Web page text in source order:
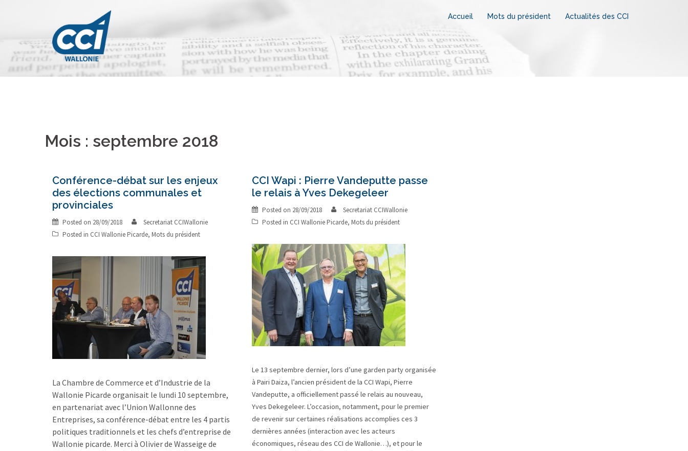
Accueil Mots du président Actualités des CCI
Mois : septembre 2018
Conférence-débat sur les enjeux
des élections communales et
provinciales
Posted on 28/09/2018
Secretariat CCIWallonie
Posted in CCI Wallonie Picarde, Mots du président
La Chambre de Commerce et d’Industrie de la
Wallonie Picarde organisait le lundi 10 septembre,
en partenariat avec l’Union Wallonne des
Entreprises, sa conférence-débat entre les 4 partis
politiques traditionnels et les chefs d’entreprise de
Wallonie picarde. Merci à Olivier de Wasseige de
CCI Wapi : Pierre Vandeputte passe
le relais à Yves Dekegeleer
Posted on 28/09/2018
Secretariat CCIWallonie
Posted in CCI Wallonie Picarde, Mots du président
Le 13 septembre dernier, lors d’une garden party organisée
à Pairi Daiza, l’ancien président de la CCI Wapi, Pierre
Vandeputte, a officiellement passé le relais au nouveau,
Yves Dekegeleer. L’occasion, notamment, pour le premier
de revenir sur certaines réalisations accomplies ces 3
dernières années (interaction avec les acteurs
économiques, réseau des CCI de Wallonie…), et pour le